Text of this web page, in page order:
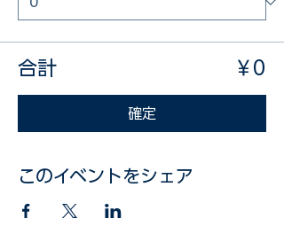
合計 ￥0
確定
このイベントをシェア